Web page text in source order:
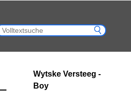
Wytske Versteeg -
Boy